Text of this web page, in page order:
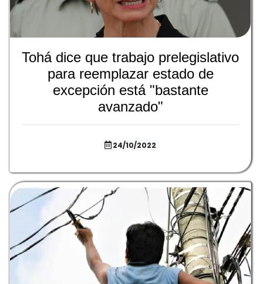
Tohá dice que trabajo prelegislativo
para reemplazar estado de
excepción está "bastante
avanzado"
24/10/2022